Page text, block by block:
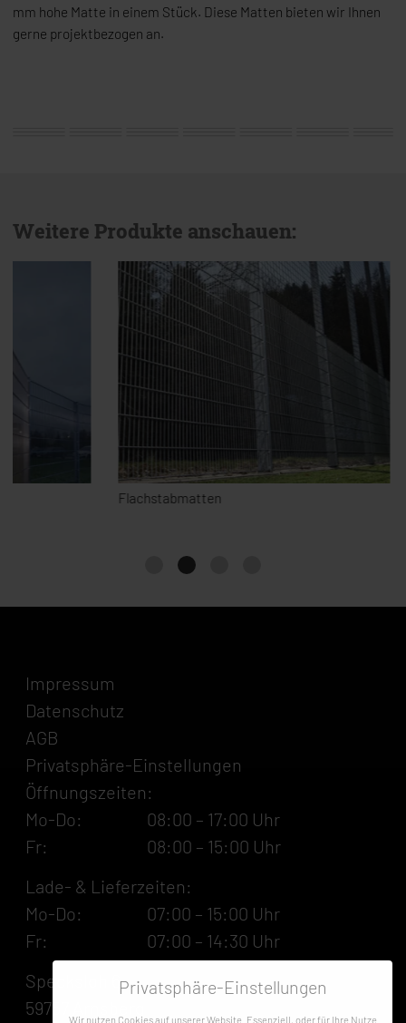
mm hohe Matte in einem Stück. Diese Matten bieten wir Ihnen
gerne projektbezogen an.
Weitere Produkte anschauen:
Impressum
Datenschutz
AGB
Privatsphäre-Einstellungen
Öffnungszeiten:
Mo-Do:
08:00 – 17:00 Uhr
Fr:
08:00 – 15:00 Uhr
Lade- & Lieferzeiten:
Mo-Do:
07:00 – 15:00 Uhr
Fr:
07:00 – 14:30 Uhr
Specksloh 6
59757 Arnsberg
Privatsphäre-Einstellungen
Wir nutzen Cookies auf unserer Website. Essenziell, oder für Ihre Nutze